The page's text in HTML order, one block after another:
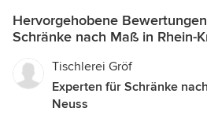
Hervorgehobene
Schränke nach Maß in Rhein-
Tischlerei Gröf
Experten für Schränke
Neuss